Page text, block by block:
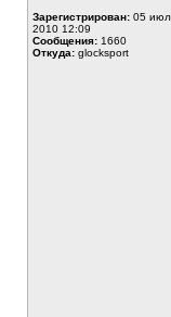
Зарегистрирован: 05 июл
2010 12:09
Сообщения: 1660
Откуда: glocksport